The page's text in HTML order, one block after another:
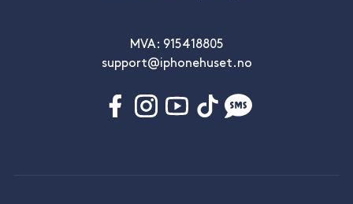
MVA: 915418805
support@iphonehuset.no